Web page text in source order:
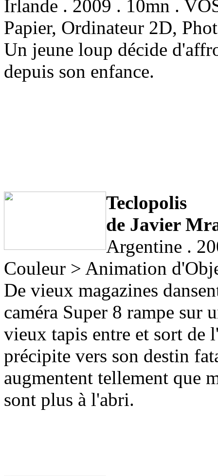
Irlande . 2009 . 10mn .
Papier, Ordinateur 2D,
Un jeune loup décide
depuis son enfance.
Teclopolis
de Javier
Argentine .
Couleur > Animation
De vieux magazines
caméra Super 8 rampe sur
vieux tapis entre et sort de
précipite vers son destin
augmentent tellement que
sont plus à l'abri.